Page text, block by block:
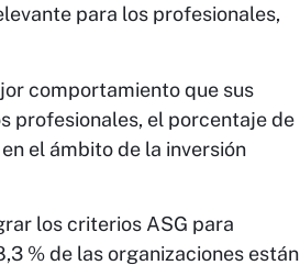
para los profesionales,
comportamiento que sus
profesionales, el porcentaje de
el ámbito de la inversión
los criterios ASG para
% de las organizaciones están